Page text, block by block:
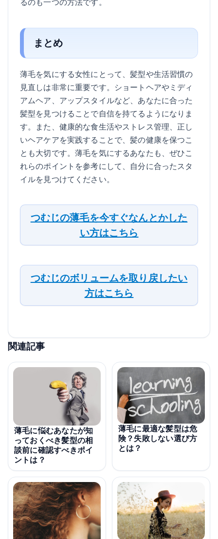
まとめ
薄毛を気にする女性にとって、髪型や生活習慣の
見直しは非常に重要です。ショートヘアやミディ
アムヘア、アップスタイルなど、あなたに合った
髪型を見つけることで自信を持てるようになりま
す。また、健康的な食生活やストレス管理、正し
いヘアケアを実践することで、髪の健康を保つこ
とも大切です。薄毛を気にするあなたも、ぜひこ
れらのポイントを参考にして、自分に合ったスタ
イルを見つけてください。
つむじの薄毛を今すぐなんとかした
い方はこちら
つむじのボリュームを取り戻したい
方はこちら
関連記事
薄毛に悩むあなたが知
っておくべき髪型の相
談前に確認すべきポイ
ントは？
薄毛に最適な髪型は危
険？失敗しない選び方
とは？